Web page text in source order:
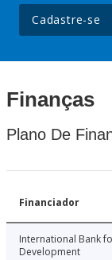
Cadastre-se
Finanças
Plano De
Financiador
International Bank
Development